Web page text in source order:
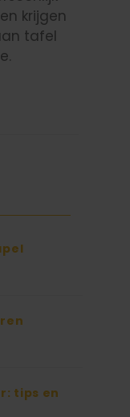
krijgen
tafel
tips en